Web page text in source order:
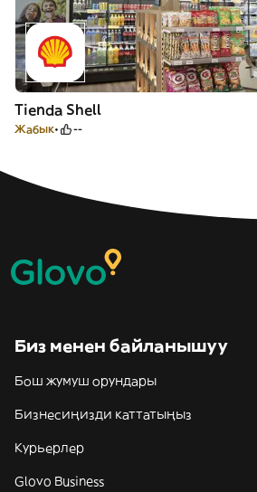
Tienda Shell
Жабык --
Биз менен байланышуу
Бош жумуш орундары
Бизнесиңизди каттатыңыз
Курьерлер
Glovo Business